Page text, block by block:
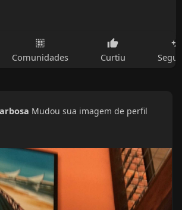
Comunidades Curtiu
Mudou sua imagem de perfil